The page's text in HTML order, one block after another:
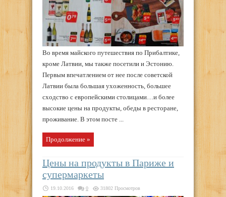
Во время майского путешествия по Прибалтике,
кроме Латвии, мы также посетили и Эстонию.
Первым впечатлением от нее после советской
Латвии была большая ухоженность, большее
сходство с европейскими столицами…и более
высокие цены на продукты, обеды в ресторане,
проживание. В этом посте ...
Продолжение »
Цены на продукты в Париже и
супермаркеты
19.10.2016 0 31802 Просмотров